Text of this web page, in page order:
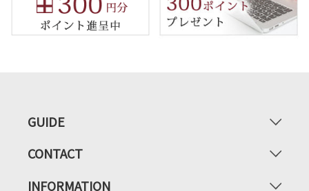
GUIDE
CONTACT
INFORMATION